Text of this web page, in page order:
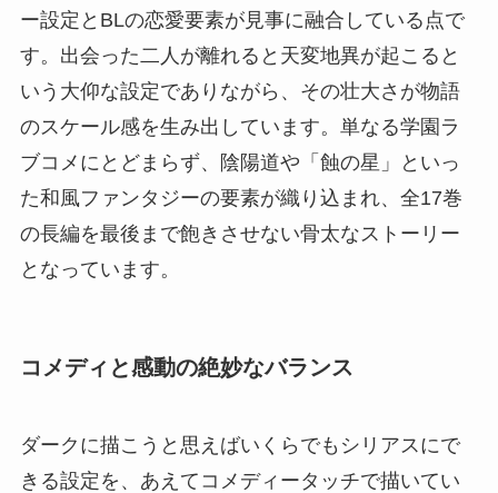
ー設定とBLの恋愛要素が見事に融合している点で
す。出会った二人が離れると天変地異が起こると
いう大仰な設定でありながら、その壮大さが物語
のスケール感を生み出しています。単なる学園ラ
ブコメにとどまらず、陰陽道や「蝕の星」といっ
た和風ファンタジーの要素が織り込まれ、全17巻
の長編を最後まで飽きさせない骨太なストーリー
となっています。
コメディと感動の絶妙なバランス
ダークに描こうと思えばいくらでもシリアスにで
きる設定を、あえてコメディータッチで描いてい